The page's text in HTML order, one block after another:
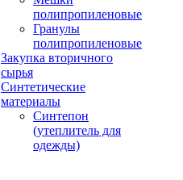
полипропиленовые
Гранулы
полипропиленовые
Закупка вторичного
сырья
Синтетические
материалы
Синтепон
(утеплитель для
одежды)